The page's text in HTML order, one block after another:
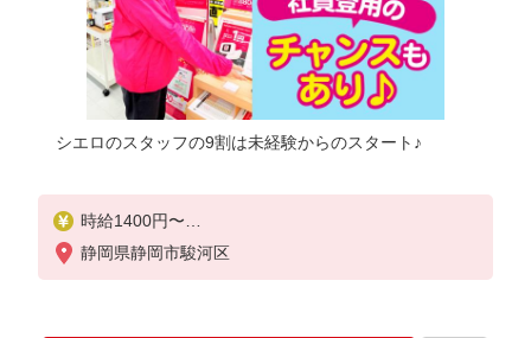
シエロのスタッフの9割は未経験からのスタート♪
時給1400円〜
※残業代支給
★交通費別途支給（規定あり）
入社祝い金10万円支給(規定有)
静岡県静岡市駿河区